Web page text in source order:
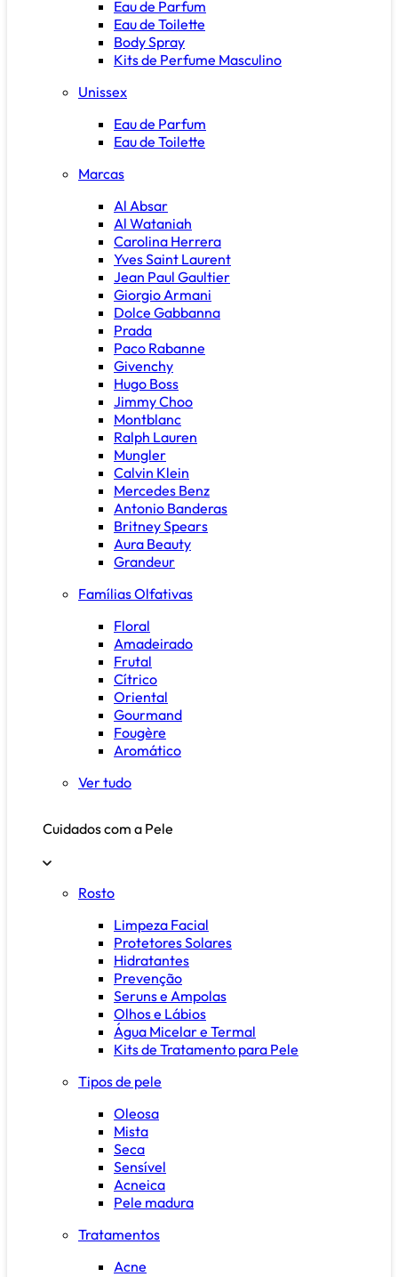
Eau de Parfum
Eau de Toilette
Body Spray
Kits de Perfume Masculino
Unissex
Eau de Parfum
Eau de Toilette
Marcas
Al Absar
Al Wataniah
Carolina Herrera
Yves Saint Laurent
Jean Paul Gaultier
Giorgio Armani
Dolce Gabbanna
Prada
Paco Rabanne
Givenchy
Hugo Boss
Jimmy Choo
Montblanc
Ralph Lauren
Mungler
Calvin Klein
Mercedes Benz
Antonio Banderas
Britney Spears
Aura Beauty
Grandeur
Famílias Olfativas
Floral
Amadeirado
Frutal
Cítrico
Oriental
Gourmand
Fougère
Aromático
Ver tudo
Cuidados com a Pele
Rosto
Limpeza Facial
Protetores Solares
Hidratantes
Prevenção
Seruns e Ampolas
Olhos e Lábios
Água Micelar e Termal
Kits de Tratamento para Pele
Tipos de pele
Oleosa
Mista
Seca
Sensível
Acneica
Pele madura
Tratamentos
Acne